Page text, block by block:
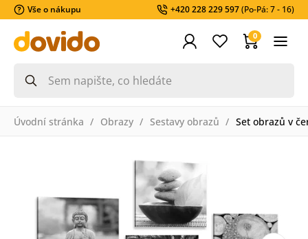
Vše o nákupu +420 228 229 597(Po-Pá: 7 - 16)
0
Úvodní stránka Obrazy Sestavy obrazů Set obrazů v